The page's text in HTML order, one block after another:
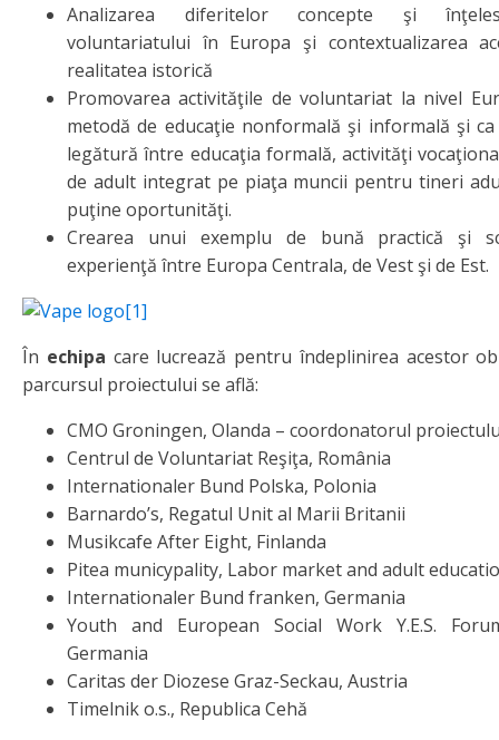
Analizarea diferitelor concepte şi
voluntariatului în Europa şi contextualizarea
realitatea istorică
Promovarea activităţile de voluntariat la nivel
metodă de educaţie nonformală şi informală şi
legătură între educaţia formală, activităţi
de adult integrat pe piaţa muncii pentru tineri
puţine oportunităţi.
Crearea unui exemplu de bună practică şi
experienţă între Europa Centrala, de Vest şi de Est.
În echipa care lucrează pentru îndeplinirea acestor
parcursul proiectului se află:
CMO Groningen, Olanda – coordonatorul
Centrul de Voluntariat Reşiţa, România
Internationaler Bund Polska, Polonia
Barnardo’s, Regatul Unit al Marii Britanii
Musikcafe After Eight, Finlanda
Pitea municypality, Labor market and adult
Internationaler Bund franken, Germania
Youth and European Social Work Y.E.S.
Germania
Caritas der Diozese Graz-Seckau, Austria
Timelnik o.s., Republica Cehă